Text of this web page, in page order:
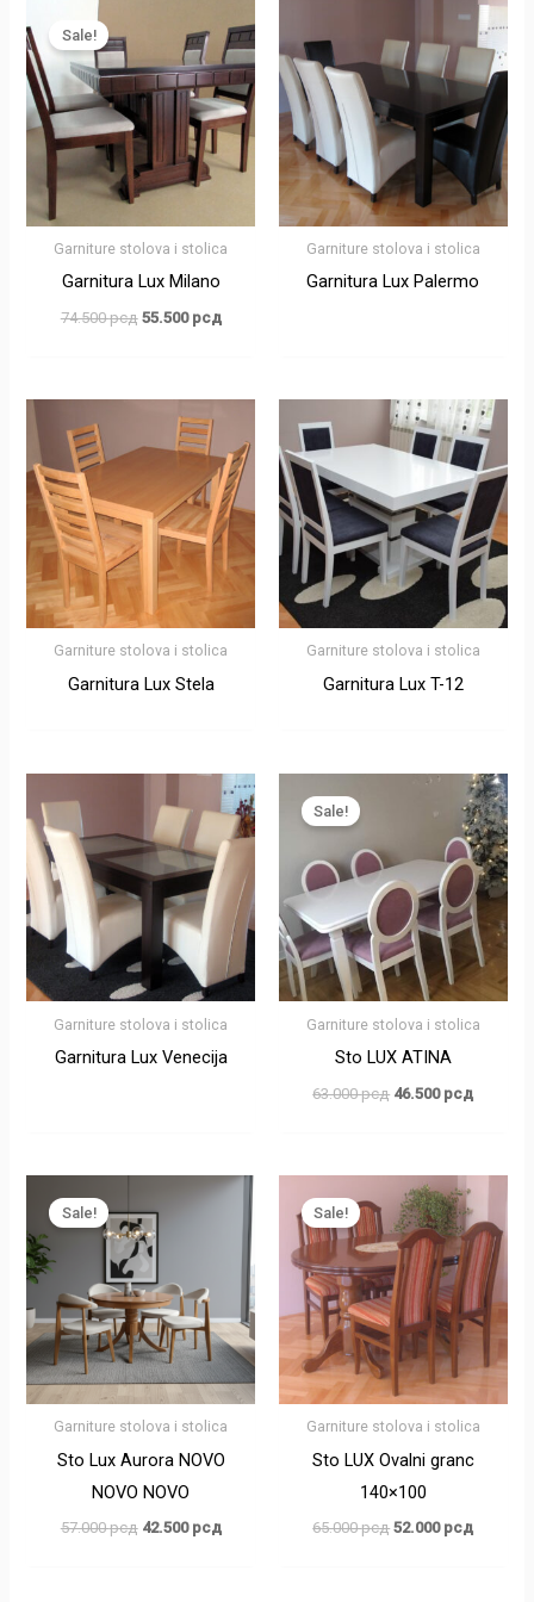
Sale!
Garniture stolova i stolica
Garnitura Lux Milano
74.500рсд
била:
74.500 рсд.
55.500 рсд
цена
је:
55.500 рсд.
Garniture stolova i stolica
Garnitura Lux Palermo
Garniture stolova i stolica
Garnitura Lux Stela
Garniture stolova i stolica
Garnitura Lux T-12
Garniture stolova i stolica
Garnitura Lux Venecija
Sale!
Garniture stolova i stolica
Sto LUX ATINA
63.000рсд
Оригинална
63.000 рсд.
46.500 рсд
цена
је:
46.500
Sale!
Garniture stolova i stolica
Sto Lux Aurora NOVO
NOVO NOVO
57.000рсд
Оригинална
је
била:
57.000 рсд.
42.500 рсд
Тренутна
цена
42.500 рсд.
Sale!
Garniture stolova i stolica
Sto LUX Ovalni granc
140×100
65.000рсд
Оригинална
цена
је
била:
65.000 рсд.
52.000 рсд
цена
је:
52.000